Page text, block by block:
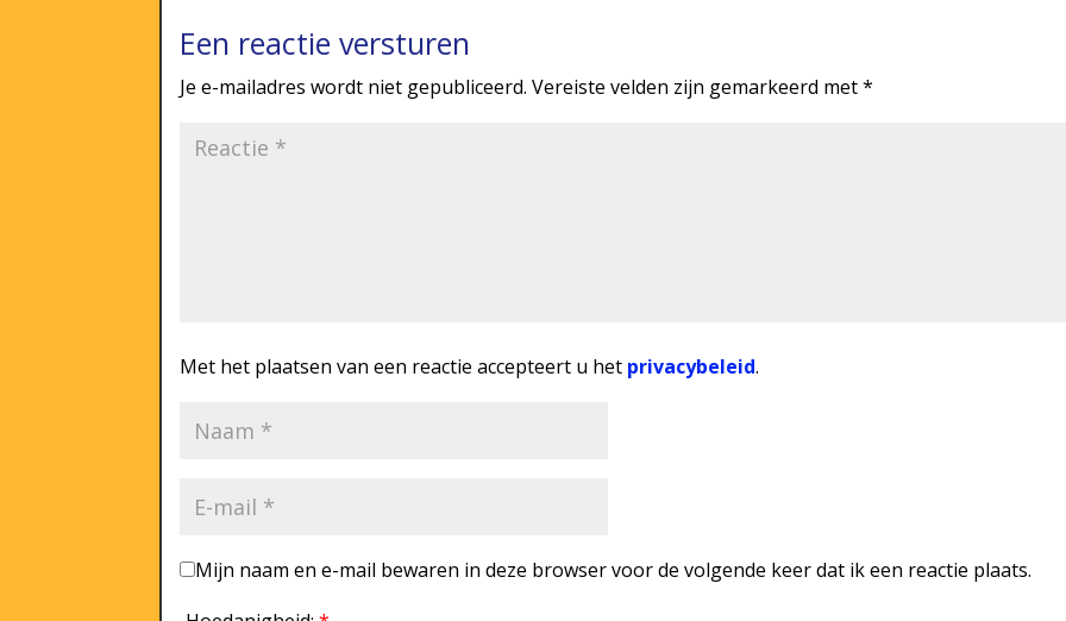
Een reactie versturen
Je e-mailadres wordt niet gepubliceerd. Vereiste velden zijn gemarkeerd met*
Met het plaatsen van een reactie accepteert u het privacybeleid.
Mijn naam en e-mail bewaren in deze browser voor de volgende keer dat ik een reactie plaats.